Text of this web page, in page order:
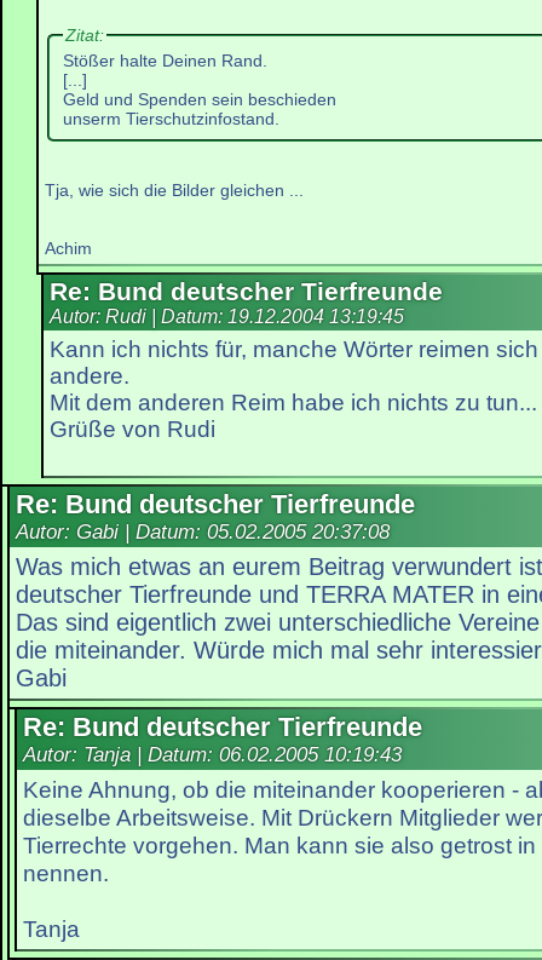
Zitat:
Stößer halte Deinen Rand.
[...]
Geld und Spenden sein beschieden
unserm Tierschutzinfostand.
Tja, wie sich die Bilder gleichen ...
Achim
Re: Bund deutscher Tierfreunde
Autor: Rudi | Datum: 19.12.2004 13:19:45
Kann ich nichts für, manche Wörter reimen
andere.
Mit dem anderen Reim habe ich nichts zu tun...
Grüße von Rudi
Re: Bund deutscher Tierfreunde
Autor: Gabi | Datum: 05.02.2005 20:37:08
Was mich etwas an eurem Beitrag verwundert
deutscher Tierfreunde und TERRA MATER in
Das sind eigentlich zwei unterschiedliche
die miteinander. Würde mich mal sehr
Gabi
Re: Bund deutscher Tierfreunde
Autor: Tanja | Datum: 06.02.2005 10:19:43
Keine Ahnung, ob die miteinander kooperieren -
dieselbe Arbeitsweise. Mit Drückern Mitglieder
Tierrechte vorgehen. Man kann sie also getrost
nennen.
Tanja